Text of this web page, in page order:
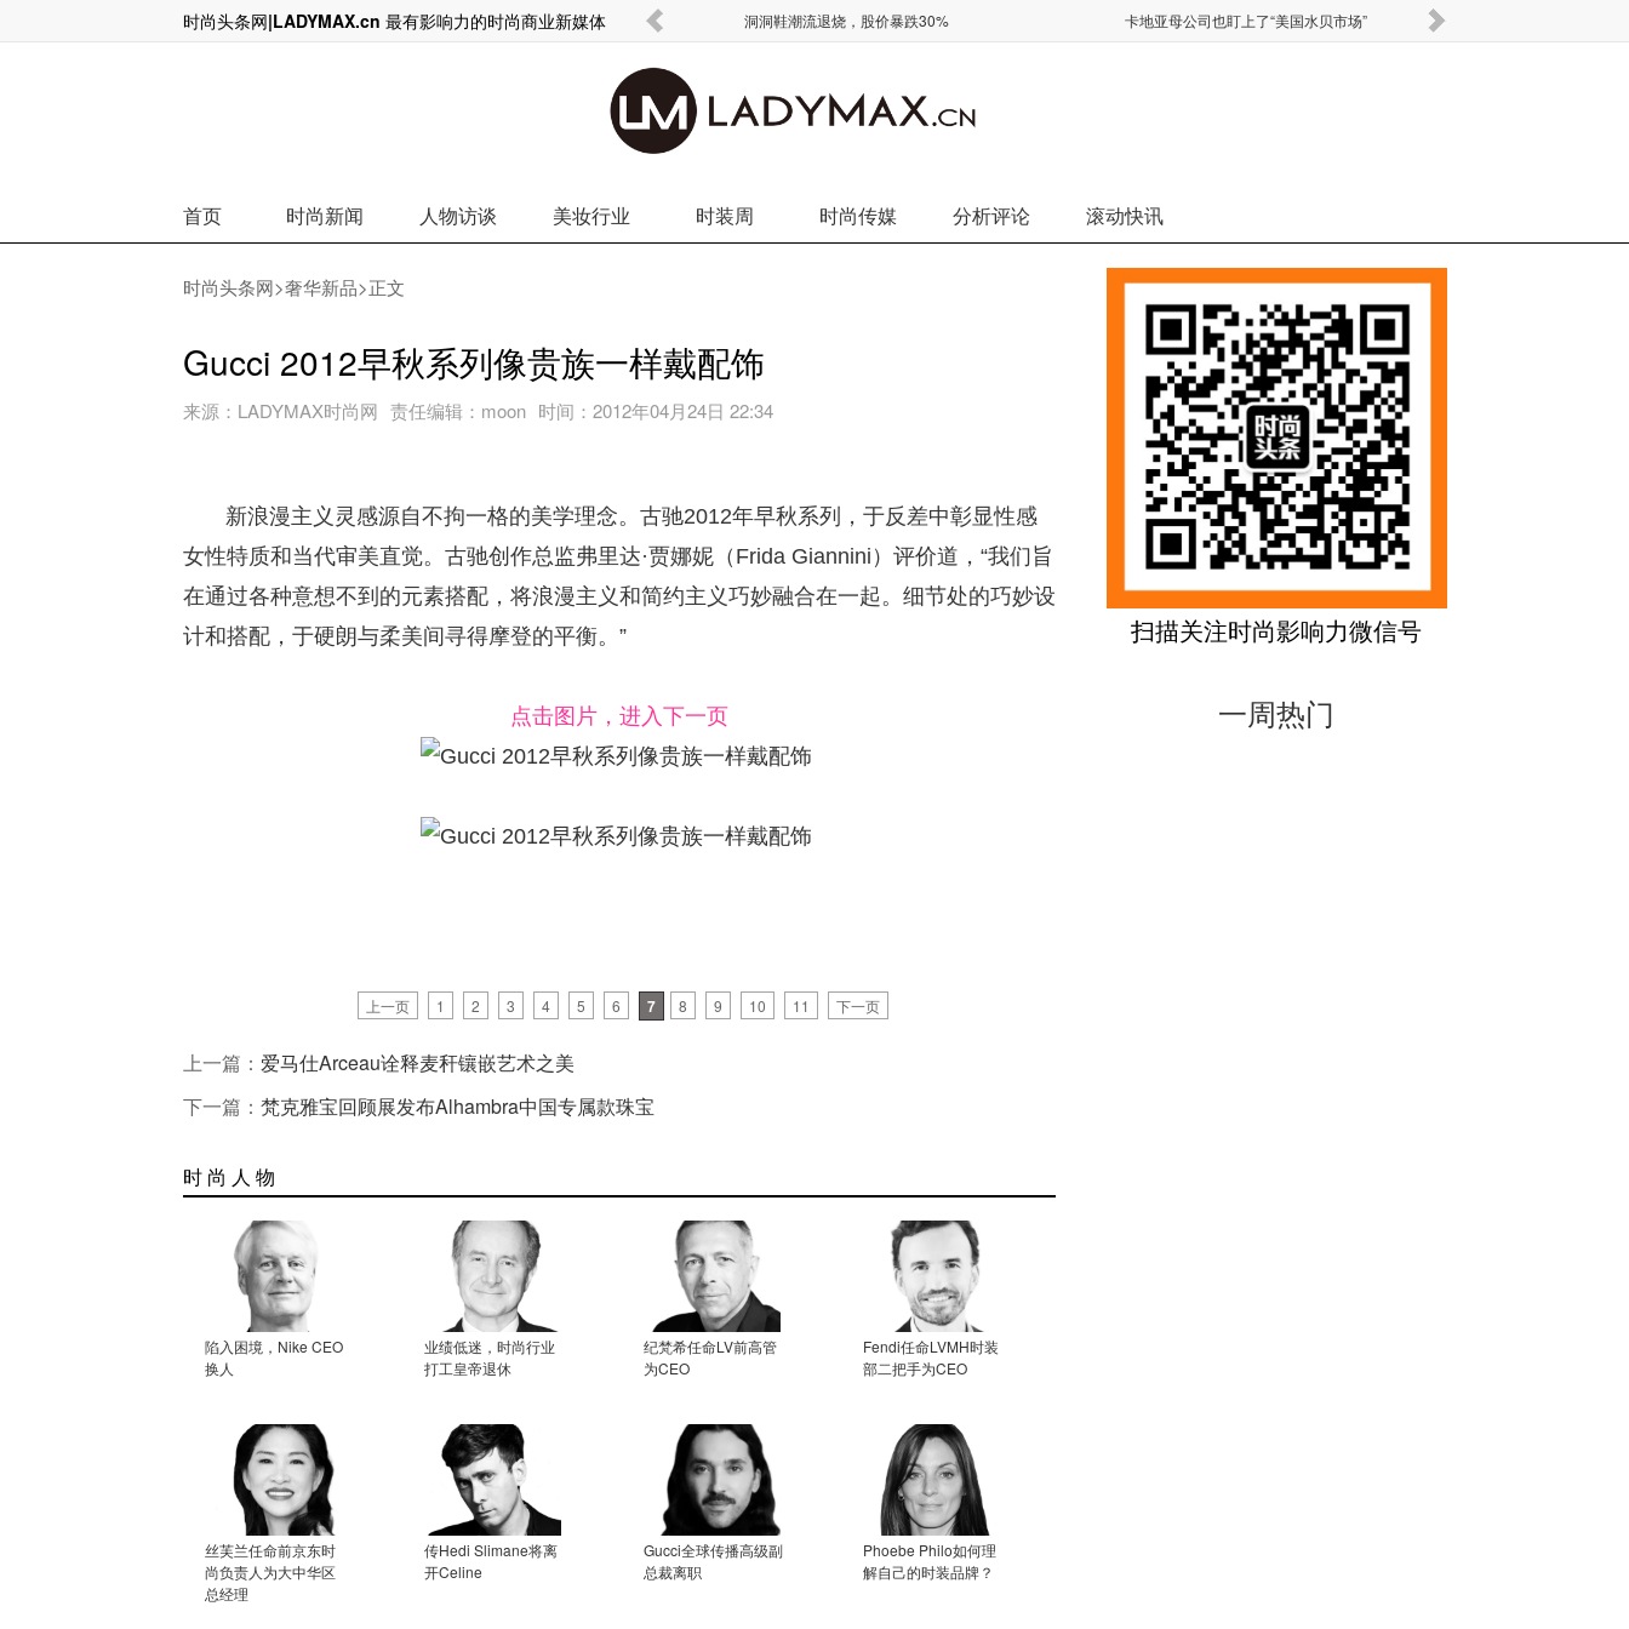
时尚头条网|LADYMAX.cn 最有影响力的时尚商业新媒体
爱马仕家族最大个人股东出局，140亿欧元没了 洞洞鞋潮流退烧，股价暴跌30% 卡地亚母公司也盯上了“美国水贝市场”
首页 时尚新闻 人物访谈 美妆行业 时装周 时尚传媒 分析评论 滚动快讯
时尚头条网>奢华新品>正文
Gucci 2012早秋系列像贵族一样戴配饰
来源： LADYMAX时尚网 责任编辑： moon 时间： 2012年04月24日 22:34
新浪漫主义灵感源自不拘一格的美学理念。古驰2012年早秋系列，于反差中彰显性感
女性特质和当代审美直觉。古驰创作总监弗里达·贾娜妮（Frida Giannini）评价道，“我们旨
在通过各种意想不到的元素搭配，将浪漫主义和简约主义巧妙融合在一起。细节处的巧妙设
计和搭配，于硬朗与柔美间寻得摩登的平衡。”
点击图片，进入下一页
上一页 1 2 3 4 5 6 7 8 9 10 11 下一页
上一篇： 爱马仕Arceau诠释麦秆镶嵌艺术之美
下一篇： 梵克雅宝回顾展发布Alhambra中国专属款珠宝
时 尚 人 物
陷入困境，Nike CEO
换人
业绩低迷，时尚行业
打工皇帝退休
纪梵希任命LV前高管
为CEO
Fendi任命LVMH时装
部二把手为CEO
丝芙兰任命前京东时
尚负责人为大中华区
总经理
传Hedi Slimane将离
开Celine
Gucci全球传播高级副
总裁离职
Phoebe Philo如何理
解自己的时装品牌？
扫描关注时尚影响力微信号
一周热门